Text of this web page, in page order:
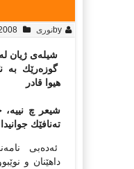
byنوری
شیلەى ژیان
گوزەرێك بە
هیوا قادر
شیعر چ نییە،
تەنافێك
ئەدەبى
داهێنان و